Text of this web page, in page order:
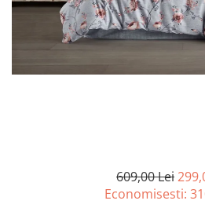
609,00 Lei
Economisesti: